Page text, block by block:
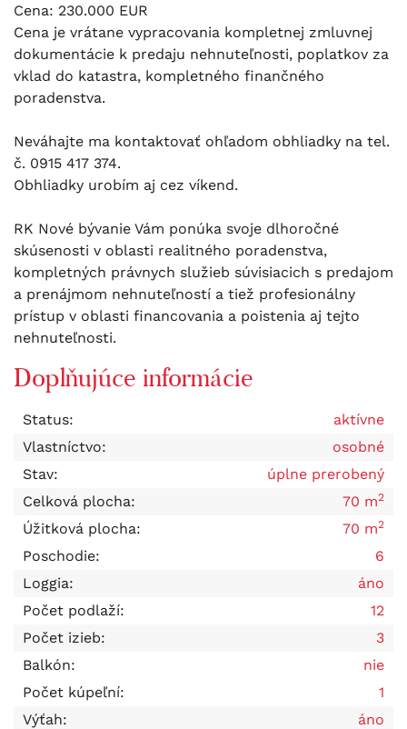
Cena: 230.000 EUR
Cena je vrátane vypracovania kompletnej zmluvnej
dokumentácie k predaju nehnuteľnosti, poplatkov za
vklad do katastra, kompletného finančného
poradenstva.
Neváhajte ma kontaktovať ohľadom obhliadky na tel.
č. 0915 417 374.
Obhliadky urobím aj cez víkend.
RK Nové bývanie Vám ponúka svoje dlhoročné
skúsenosti v oblasti realitného poradenstva,
kompletných právnych služieb súvisiacich s predajom
a prenájmom nehnuteľností a tiež profesionálny
prístup v oblasti financovania a poistenia aj tejto
nehnuteľnosti.
Doplňujúce informácie
Status:
aktívne
Vlastníctvo:
osobné
Stav:
úplne prerobený
Celková plocha:
70 m2
Úžitková plocha: 70 m2
Poschodie:
6
Loggia:
áno
Počet podlaží:
12
Počet izieb:
3
Balkón:
nie
Počet kúpeľní:
1
Výťah:
áno